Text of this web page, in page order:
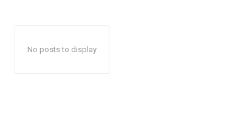
No posts to display